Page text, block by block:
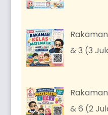
& 3 (3
& 6 (2